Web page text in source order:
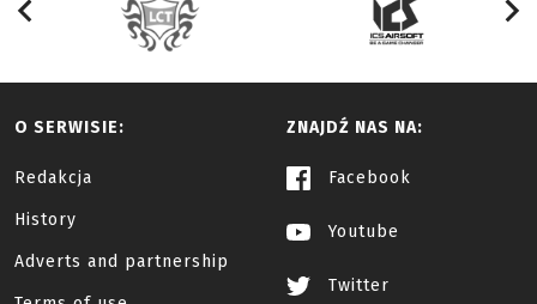
O SERWISIE:
Redakcja
History
Adverts and partnership
ZNAJDŹ NAS NA:
Facebook
Youtube
Twitter